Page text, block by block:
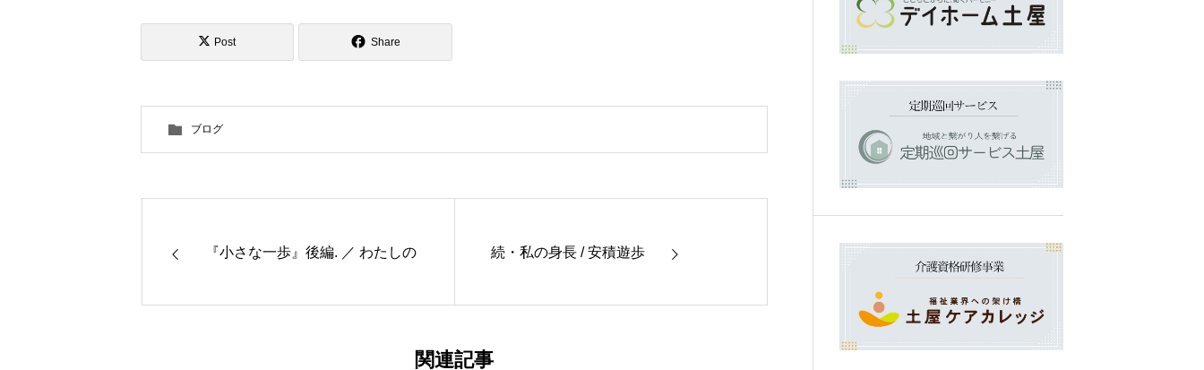
Post Share
ブログ
『小さな一歩』後編. ／ わたしの 続・私の身長 / 安積遊歩
関連記事